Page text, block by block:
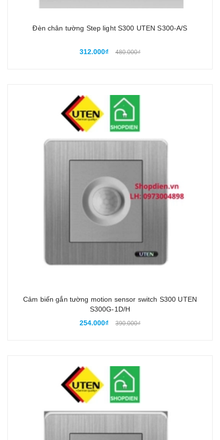
Đèn chân tường Step light S300 UTEN S300-A/S
312.000₫ 480.000₫
Cảm biến gắn tường motion sensor switch S300 UTEN
S300G-1D/H
254.000₫
390.000₫